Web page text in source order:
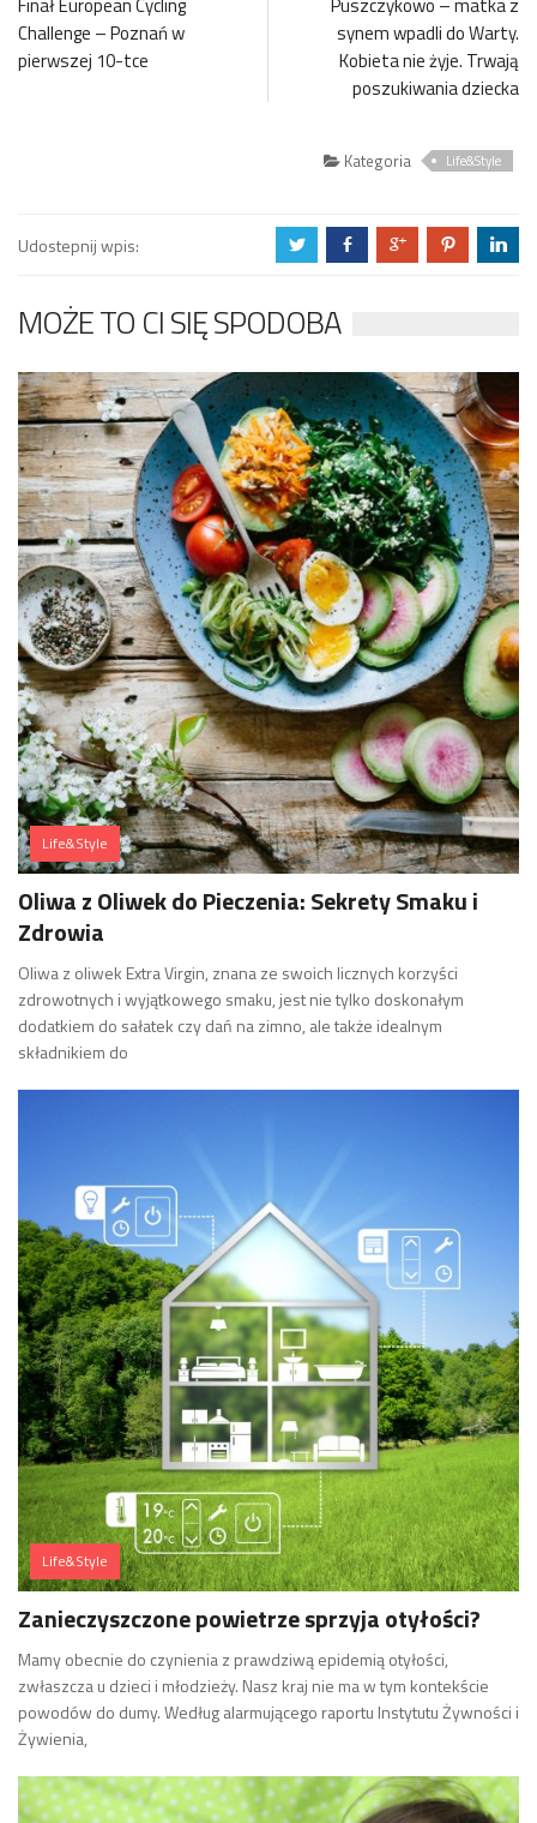
Challenge – Poznań w
pierwszej 10-tce
synem wpadli do Warty.
Kobieta nie żyje. Trwają
poszukiwania dziecka
Kategoria Life&Style
Udostepnij wpis: a b c d j
MOŻE TO CI SIĘ SPODOBA
Life&Style
Oliwa z Oliwek do Pieczenia: Sekrety Smaku i
Zdrowia
Oliwa z oliwek Extra Virgin, znana ze swoich licznych korzyści
zdrowotnych i wyjątkowego smaku, jest nie tylko doskonałym
dodatkiem do sałatek czy dań na zimno, ale także idealnym
składnikiem do
Life&Style
Zanieczyszczone powietrze sprzyja otyłości?
Mamy obecnie do czynienia z prawdziwą epidemią otyłości,
zwłaszcza u dzieci i młodzieży. Nasz kraj nie ma w tym kontekście
powodów do dumy. Według alarmującego raportu Instytutu Żywności i
Żywienia,